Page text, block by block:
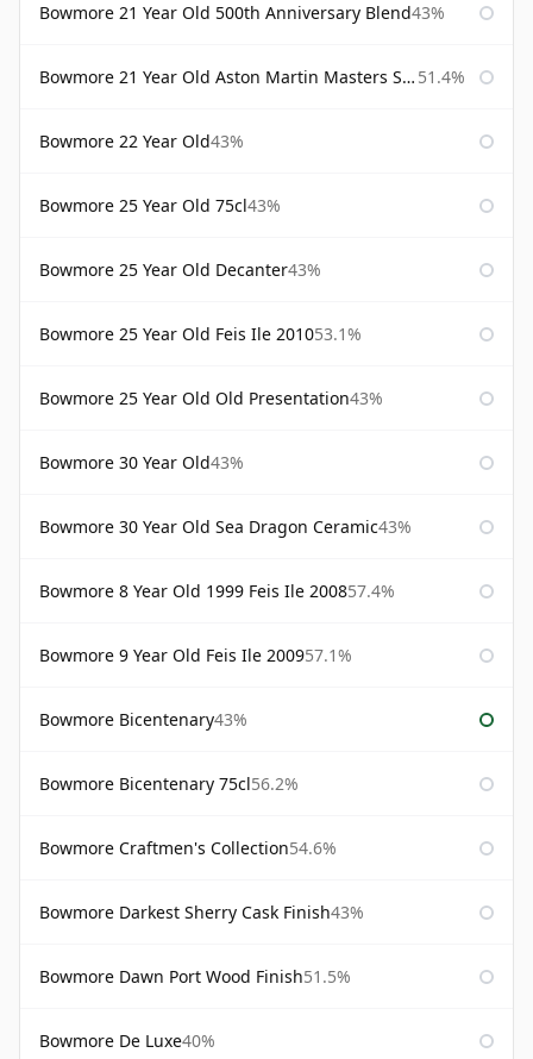
Bowmore 21 Year Old 500th Anniversary Blend43%
Bowmore 21 Year Old Aston Martin Masters Selection 2024 51.4%
Bowmore 22 Year Old43%
Bowmore 25 Year Old 75cl43%
Bowmore 25 Year Old Decanter43%
Bowmore 25 Year Old Feis Ile 201053.1%
Bowmore 25 Year Old Old Presentation43%
Bowmore 30 Year Old43%
Bowmore 30 Year Old Sea Dragon Ceramic43%
Bowmore 8 Year Old 1999 Feis Ile 200857.4%
Bowmore 9 Year Old Feis Ile 200957.1%
Bowmore Bicentenary43%
Bowmore Bicentenary 75cl56.2%
Bowmore Craftmen's Collection54.6%
Bowmore Darkest Sherry Cask Finish43%
Bowmore Dawn Port Wood Finish51.5%
Bowmore De Luxe40%